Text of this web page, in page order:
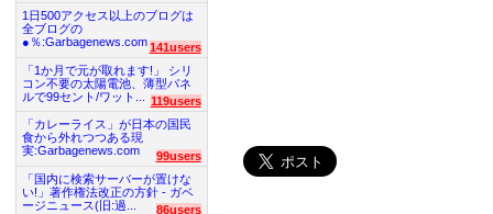
1日500アクセス以上のブログは
全ブログの
●％:Garbagenews.com 141users
「1か月で元が取れます!」 シリ
コン不要の太陽電池、薄型パネ
ルで99セント/ワット...
119users
「カレーライス」が日本の国民
食から外れつつある現
実:Garbagenews.com
99users
「国内に検索サーバーが置けな
い!」著作権法改正の方針 - ガベ
ージニュース(旧:過...
86users